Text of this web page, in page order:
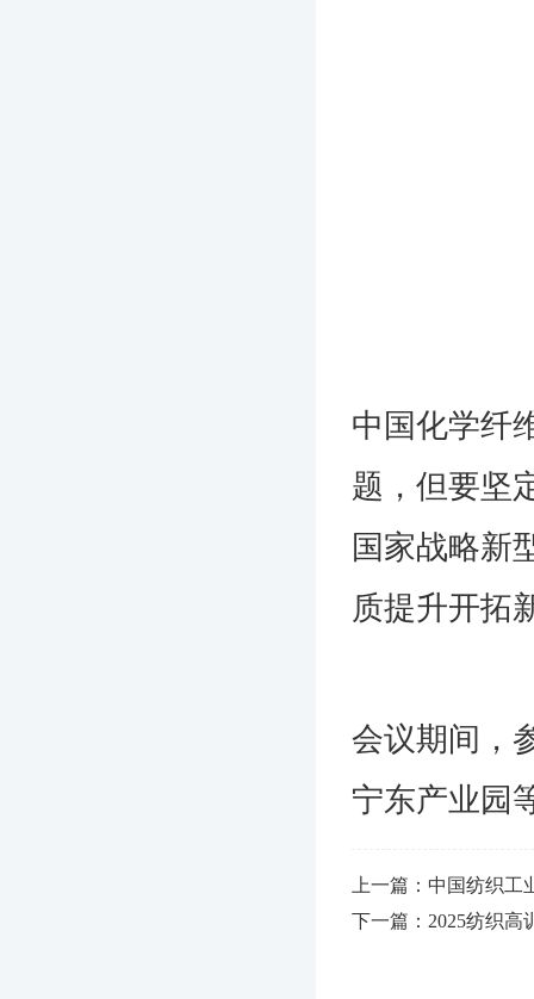
中国化学纤
题，但要坚
国家战略新
质提升开拓
会议期间，
宁东产业园
上一篇：中国纺织
下一篇：2025纺织高